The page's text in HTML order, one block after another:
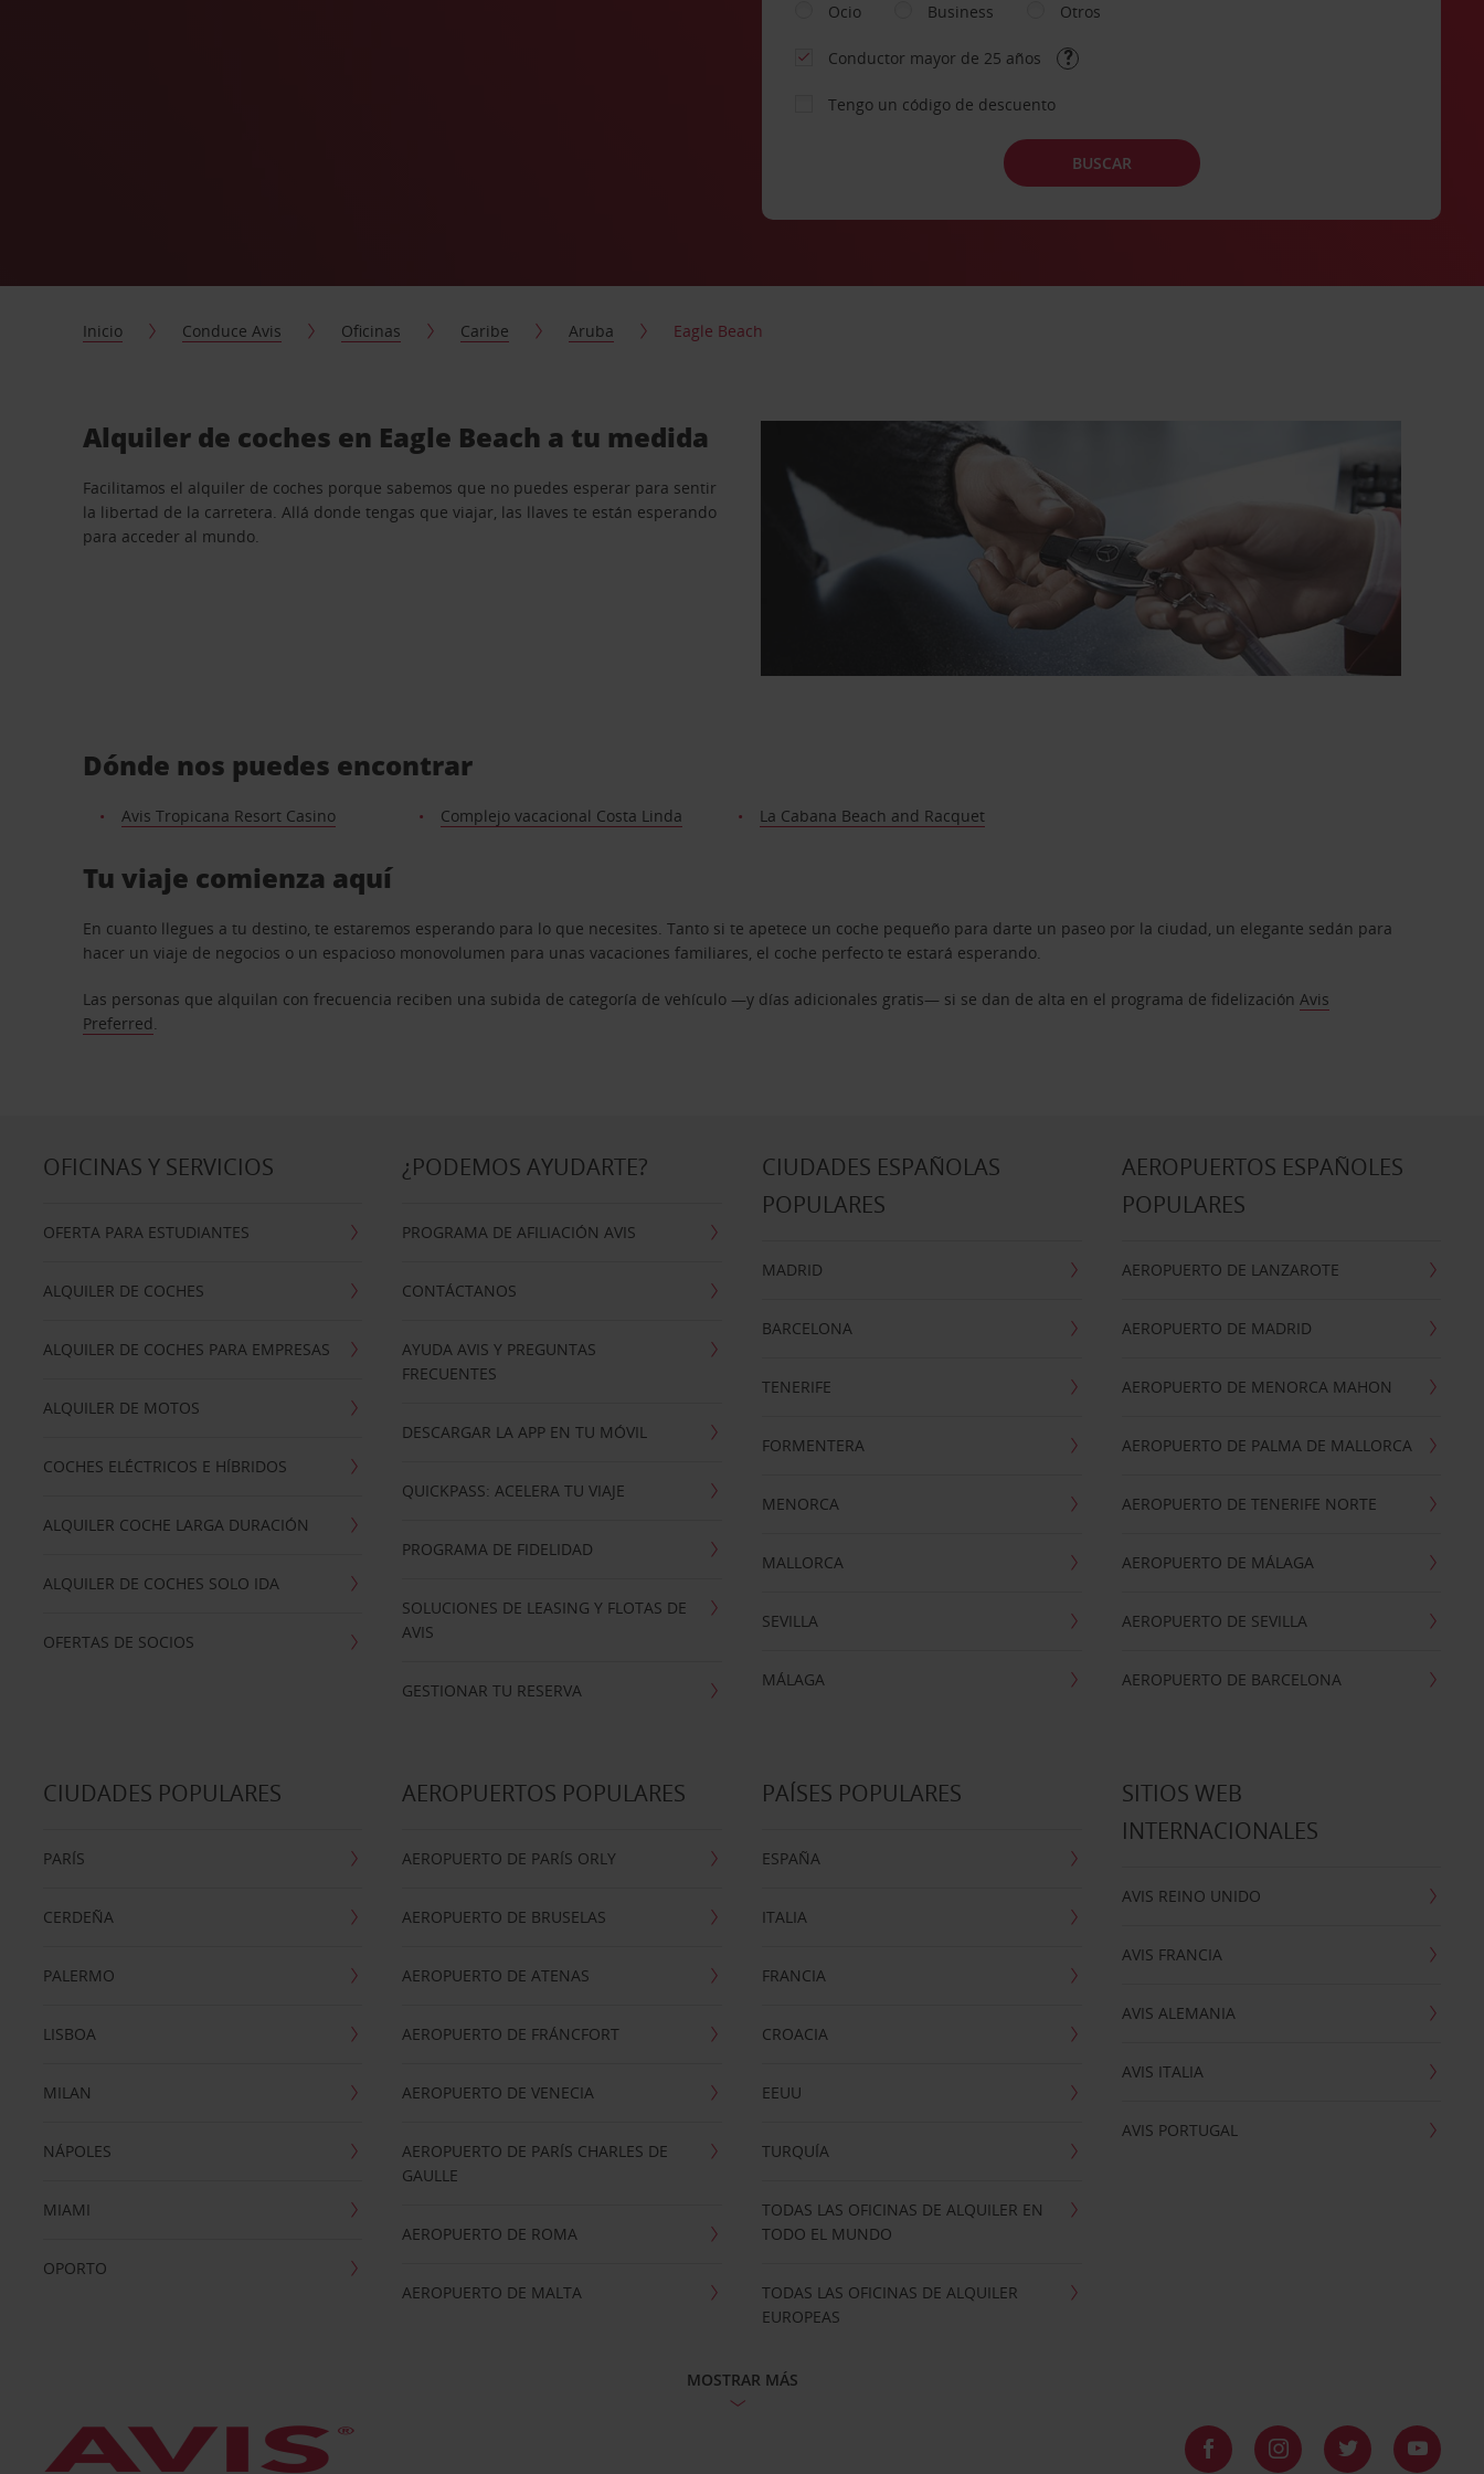
Ocio
Business Otros
Conductor mayor de 25 años
Tengo un código de descuento
BUSCAR
Inicio Conduce Avis Oficinas Caribe Aruba Eagle Beach
Alquiler de coches en Eagle Beach a tu medida
Facilitamos el alquiler de coches porque sabemos que no puedes esperar para sentir
la libertad de la carretera. Allá donde tengas que viajar, las llaves te están esperando
para acceder al mundo.
Dónde nos puedes encontrar
Avis Tropicana Resort Casino Complejo vacacional Costa Linda La Cabana Beach and Racquet
Tu viaje comienza aquí
En cuanto llegues a tu destino, te estaremos esperando para lo que necesites. Tanto si te apetece un coche pequeño para darte un paseo por la ciudad, un elegante sedán para
hacer un viaje de negocios o un espacioso monovolumen para unas vacaciones familiares, el coche perfecto te estará esperando.
Las personas que alquilan con frecuencia reciben una subida de categoría de vehículo —y días adicionales gratis— si se dan de alta en el programa de fidelizaciónAvis
Preferred.
OFICINAS Y SERVICIOS
OFERTA PARA ESTUDIANTES
ALQUILER DE COCHES
ALQUILER DE COCHES PARA EMPRESAS
ALQUILER DE MOTOS
COCHES ELÉCTRICOS E HÍBRIDOS
ALQUILER COCHE LARGA DURACIÓN
ALQUILER DE COCHES SOLO IDA
OFERTAS DE SOCIOS
¿PODEMOS AYUDARTE?
PROGRAMA DE AFILIACIÓN AVIS
CONTÁCTANOS
AYUDA AVIS Y PREGUNTAS
FRECUENTES
DESCARGAR LA APP EN TU MÓVIL
QUICKPASS: ACELERA TU VIAJE
PROGRAMA DE FIDELIDAD
SOLUCIONES DE LEASING Y FLOTAS DE
AVIS
GESTIONAR TU RESERVA
CIUDADES ESPAÑOLAS
POPULARES
MADRID
BARCELONA
TENERIFE
FORMENTERA
MENORCA
MALLORCA
SEVILLA
MÁLAGA
AEROPUERTOS ESPAÑOLES
POPULARES
AEROPUERTO DE LANZAROTE
AEROPUERTO DE MADRID
AEROPUERTO DE MENORCA MAHON
AEROPUERTO DE PALMA DE MALLORCA
AEROPUERTO DE TENERIFE NORTE
AEROPUERTO DE MÁLAGA
AEROPUERTO DE SEVILLA
AEROPUERTO DE BARCELONA
CIUDADES POPULARES
PARÍS
CERDEÑA
PALERMO
LISBOA
MILAN
NÁPOLES
MIAMI
OPORTO
AEROPUERTOS POPULARES
AEROPUERTO DE PARÍS ORLY
AEROPUERTO DE BRUSELAS
AEROPUERTO DE ATENAS
AEROPUERTO DE FRÁNCFORT
AEROPUERTO DE VENECIA
AEROPUERTO DE PARÍS CHARLES DE
GAULLE
AEROPUERTO DE ROMA
AEROPUERTO DE MALTA
PAÍSES POPULARES
ESPAÑA
ITALIA
FRANCIA
CROACIA
EEUU
TURQUÍA
TODAS LAS OFICINAS DE ALQUILER EN
TODO EL MUNDO
TODAS LAS OFICINAS DE ALQUILER
EUROPEAS
SITIOS WEB
INTERNACIONALES
AVIS REINO UNIDO
AVIS FRANCIA
AVIS ALEMANIA
AVIS ITALIA
AVIS PORTUGAL
MOSTRAR MÁS